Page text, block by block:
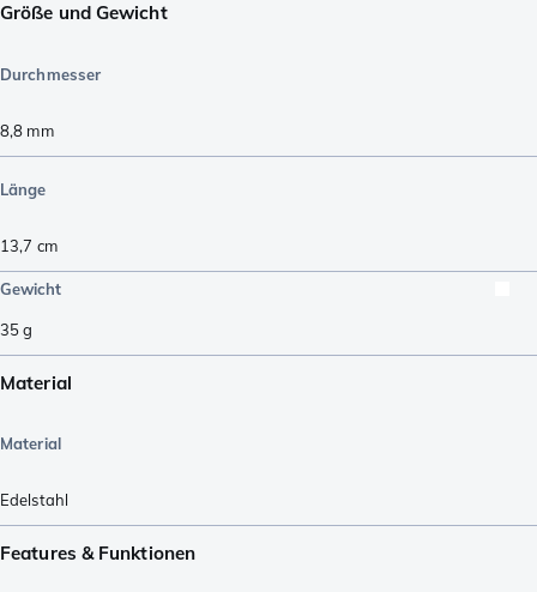
Größe und Gewicht
Durchmesser
8,8 mm
Länge
13,7 cm
Gewicht
35g
Material
Material
Edelstahl
Features & Funktionen